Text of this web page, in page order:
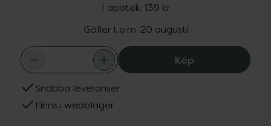
I apotek: 139 kr
Gäller t.o.m. 20 augusti
KöpIsadora The
Snabba leveranser
Finns i webblager